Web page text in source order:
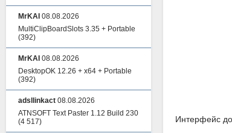
Интерфейс
MrKAI 08.08.2026
MultiClipBoardSlots 3.35 + Portable
(392)
MrKAI 08.08.2026
DesktopOK 12.26 + x64 + Portable
(392)
adsllinkact 08.08.2026
ATNSOFT Text Paster 1.12 Build 230
(4 517)